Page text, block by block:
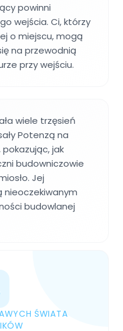
powinni
wejścia. Ci, którzy
o miejscu, mogą
na przewodnią
przy wejściu.
wiele trzęsień
Potenzą na
jak
budowniczowie
Jej
nieoczekiwanym
budowlanej
ŚWIATA